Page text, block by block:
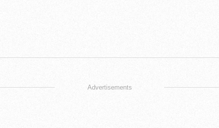
Advertisements